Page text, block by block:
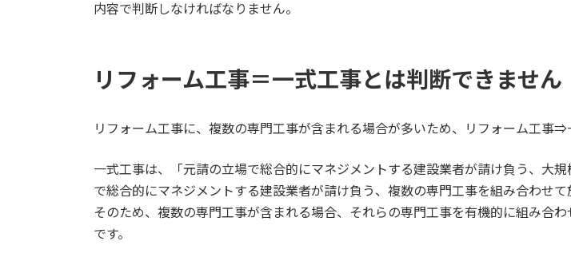
内容で判断しなければなりません。
リフォーム工事＝一式工事とは判断できません
リフォーム工事に、複数の専門工事が含まれる場合が多いため、リフォーム工事⇒
一式工事は、「元請の立場で総合的にマネジメントする建設業者が請け負う、大
で総合的にマネジメントする建設業者が請け負う、複数の専門工事を組み合わせて
そのため、複数の専門工事が含まれる場合、それらの専門工事を有機的に組み合
です。